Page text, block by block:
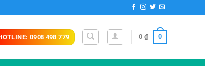
0908 498 779 0 ₫ 0